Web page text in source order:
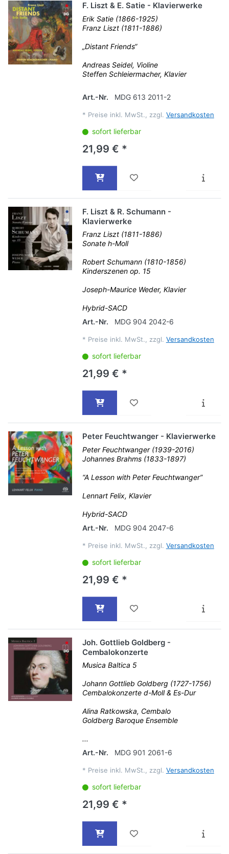
F. Liszt & E. Satie - Klavierwerke
Erik Satie (1866-1925)
Franz Liszt (1811-1886)
„Distant Friends“
Andreas Seidel, Violine
Steffen Schleiermacher, Klavier
Art.-Nr. MDG 613 2011-2
* Preise inkl. MwSt., zzgl. Versandkosten
sofort lieferbar
21,99 € *
F. Liszt & R. Schumann -
Klavierwerke
Franz Liszt (1811-1886)
Sonate h-Moll
Robert Schumann (1810-1856)
Kinderszenen op. 15
Joseph-Maurice Weder, Klavier
Hybrid-SACD
Art.-Nr.
MDG 904 2042-6
* Preise inkl. MwSt., zzgl. Versandkosten
sofort lieferbar
21,99 € *
Peter Feuchtwanger - Klavierwerke
Peter Feuchtwanger (1939-2016)
Johannes Brahms (1833-1897)
“A Lesson with Peter Feuchtwanger”
Lennart Felix, Klavier
Hybrid-SACD
Art.-Nr.
MDG 904 2047-6
* Preise inkl. MwSt., zzgl. Versandkosten
sofort lieferbar
21,99 € *
Joh. Gottlieb Goldberg -
Cembalokonzerte
Musica Baltica 5
Johann Gottlieb Goldberg (1727-1756)
Cembalokonzerte d-Moll & Es-Dur
Alina Ratkowska, Cembalo
Goldberg Baroque Ensemble
...
Art.-Nr.
MDG 901 2061-6
* Preise inkl. MwSt., zzgl. Versandkosten
sofort lieferbar
21,99 € *